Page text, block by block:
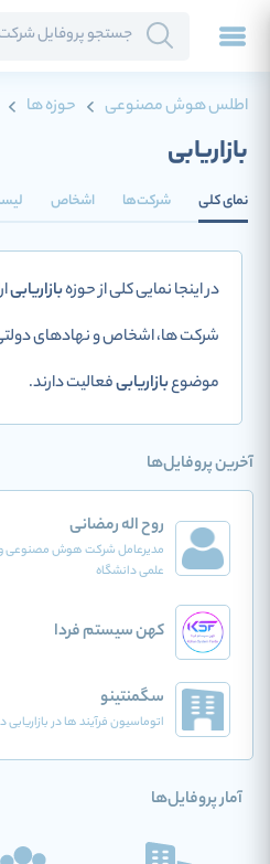
اطلس هوش مصنوعی حوزه ها
بازاریابی
نمای کلی شرکت‌ها اشخاص
در اینجا نمایی کلی از حوزهبازاریابی
شرکت ها، اشخاص و نهادهای
موضوعبازاریابیفعالیت دارند.
آخرین پروفایل‌ها
روح اله رمضانی
مدیرعامل شرکت هوش مصنوعی و
علمی دانشگاه
کهن سیستم فردا
سگمنتینو
اتوماسیون فرآیند ها در بازاریابی
آمار پروفایل‌ها